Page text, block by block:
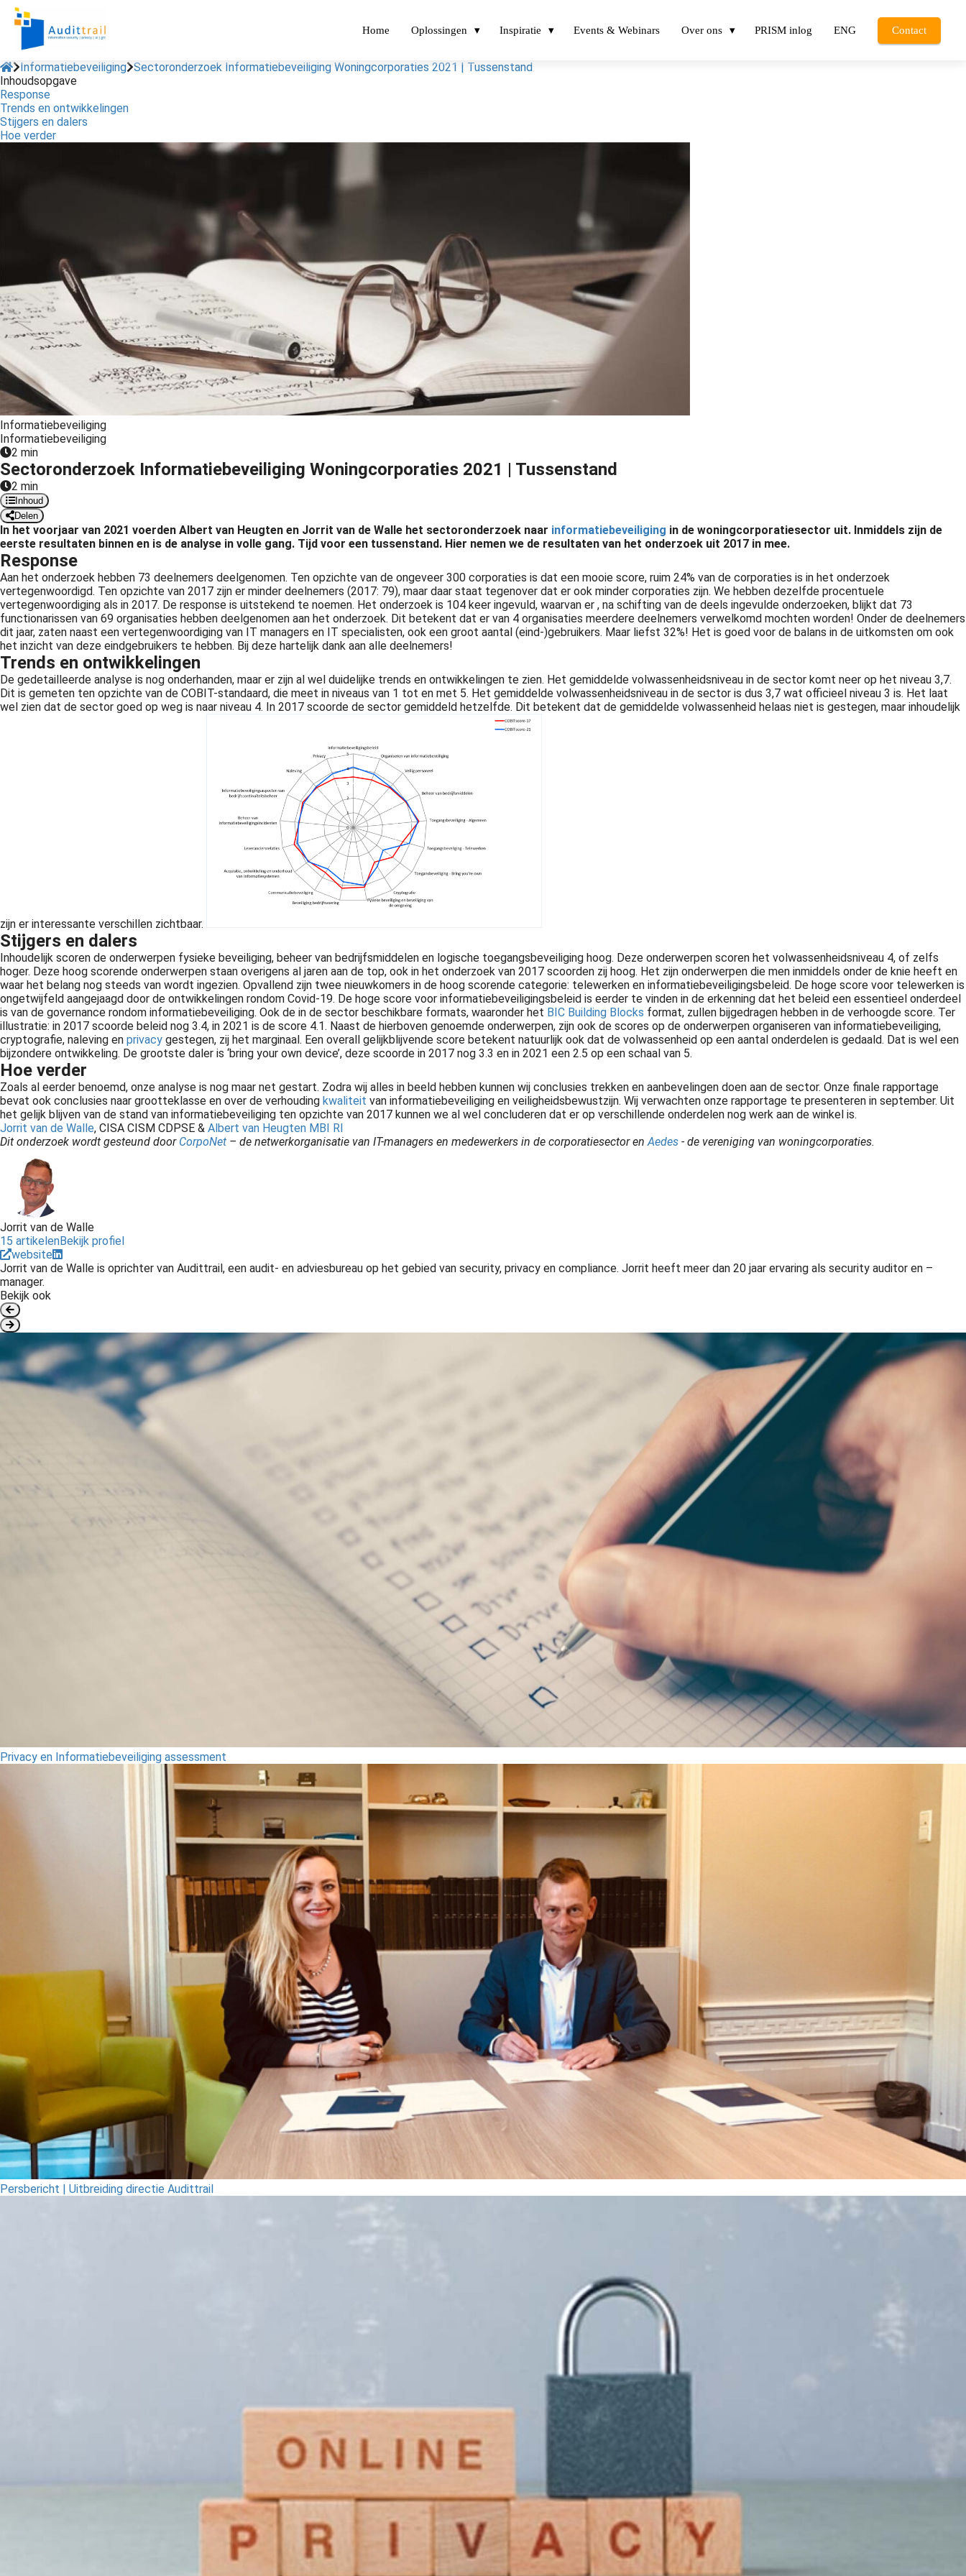
Home Oplossingen Inspiratie Events & Webinars Over ons PRISM inlog ENG Contact
Informatiebeveiliging Sectoronderzoek Informatiebeveiliging Woningcorporaties 2021 | Tussenstand
Inhoudsopgave
Response
Trends en ontwikkelingen
Stijgers en dalers
Hoe verder
Informatiebeveiliging
Informatiebeveiliging
2 min
Sectoronderzoek Informatiebeveiliging Woningcorporaties 2021 | Tussenstand
2 min
Inhoud
Delen
In het voorjaar van 2021 voerden Albert van Heugten en Jorrit van de Walle het sectoronderzoek naar informatiebeveiliging in de woningcorporatiesector uit. Inmiddels zijn de
eerste resultaten binnen en is de analyse in volle gang. Tijd voor een tussenstand. Hier nemen we de resultaten van het onderzoek uit 2017 in mee.
Response
Aan het onderzoek hebben 73 deelnemers deelgenomen. Ten opzichte van de ongeveer 300 corporaties is dat een mooie score, ruim 24% van de corporaties is in het onderzoek
vertegenwoordigd. Ten opzichte van 2017 zijn er minder deelnemers (2017: 79), maar daar staat tegenover dat er ook minder corporaties zijn. We hebben dezelfde procentuele
vertegenwoordiging als in 2017. De response is uitstekend te noemen. Het onderzoek is 104 keer ingevuld, waarvan er , na schifting van de deels ingevulde onderzoeken, blijkt dat 73
functionarissen van 69 organisaties hebben deelgenomen aan het onderzoek. Dit betekent dat er van 4 organisaties meerdere deelnemers verwelkomd mochten worden! Onder de deelnemers
dit jaar, zaten naast een vertegenwoordiging van IT managers en IT specialisten, ook een groot aantal (eind-)gebruikers. Maar liefst 32%! Het is goed voor de balans in de uitkomsten om ook
het inzicht van deze eindgebruikers te hebben. Bij deze hartelijk dank aan alle deelnemers!
Trends en ontwikkelingen
De gedetailleerde analyse is nog onderhanden, maar er zijn al wel duidelijke trends en ontwikkelingen te zien. Het gemiddelde volwassenheidsniveau in de sector komt neer op het niveau 3,7.
Dit is gemeten ten opzichte van de COBIT-standaard, die meet in niveaus van 1 tot en met 5. Het gemiddelde volwassenheidsniveau in de sector is dus 3,7 wat officieel niveau 3 is. Het laat
wel zien dat de sector goed op weg is naar niveau 4. In 2017 scoorde de sector gemiddeld hetzelfde. Dit betekent dat de gemiddelde volwassenheid helaas niet is gestegen, maar inhoudelijk
zijn er interessante verschillen zichtbaar.
Stijgers en dalers
Inhoudelijk scoren de onderwerpen fysieke beveiliging, beheer van bedrijfsmiddelen en logische toegangsbeveiliging hoog. Deze onderwerpen scoren het volwassenheidsniveau 4, of zelfs
hoger. Deze hoog scorende onderwerpen staan overigens al jaren aan de top, ook in het onderzoek van 2017 scoorden zij hoog. Het zijn onderwerpen die men inmiddels onder de knie heeft en
waar het belang nog steeds van wordt ingezien. Opvallend zijn twee nieuwkomers in de hoog scorende categorie: telewerken en informatiebeveiligingsbeleid. De hoge score voor telewerken is
ongetwijfeld aangejaagd door de ontwikkelingen rondom Covid-19. De hoge score voor informatiebeveiligingsbeleid is eerder te vinden in de erkenning dat het beleid een essentieel onderdeel
is van de governance rondom informatiebeveiliging. Ook de in de sector beschikbare formats, waaronder het BIC Building Blocks format, zullen bijgedragen hebben in de verhoogde score. Ter
illustratie: in 2017 scoorde beleid nog 3.4, in 2021 is de score 4.1. Naast de hierboven genoemde onderwerpen, zijn ook de scores op de onderwerpen organiseren van informatiebeveiliging,
cryptografie, naleving en privacy gestegen, zij het marginaal. Een overall gelijkblijvende score betekent natuurlijk ook dat de volwassenheid op een aantal onderdelen is gedaald. Dat is wel een
bijzondere ontwikkeling. De grootste daler is ‘bring your own device’, deze scoorde in 2017 nog 3.3 en in 2021 een 2.5 op een schaal van 5.
Hoe verder
Zoals al eerder benoemd, onze analyse is nog maar net gestart. Zodra wij alles in beeld hebben kunnen wij conclusies trekken en aanbevelingen doen aan de sector. Onze finale rapportage
bevat ook conclusies naar grootteklasse en over de verhouding kwaliteit van informatiebeveiliging en veiligheidsbewustzijn. Wij verwachten onze rapportage te presenteren in september. Uit
het gelijk blijven van de stand van informatiebeveiliging ten opzichte van 2017 kunnen we al wel concluderen dat er op verschillende onderdelen nog werk aan de winkel is.
Jorrit van de Walle, CISA CISM CDPSE & Albert van Heugten MBI RI
Dit onderzoek wordt gesteund door CorpoNet – de netwerkorganisatie van IT-managers en medewerkers in de corporatiesector enAedes - de vereniging van woningcorporaties.
Jorrit van de Walle
15 artikelenBekijk profiel
website
Jorrit van de Walle is oprichter van Audittrail, een audit- en adviesbureau op het gebied van security, privacy en compliance. Jorrit heeft meer dan 20 jaar ervaring als security auditor en –
manager.
Bekijk ook
Privacy en Informatiebeveiliging assessment
Persbericht | Uitbreiding directie Audittrail